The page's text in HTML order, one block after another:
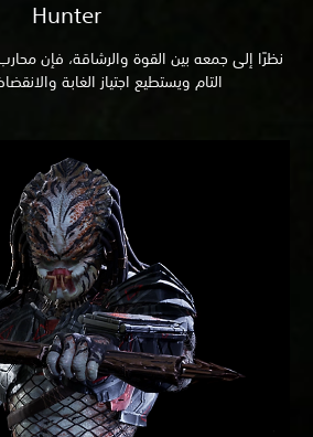
Hunter
نظرًا إلى جمعه بين القوة والرشاقة، فإن محارب
التام ويستطيع اجتياز الغابة